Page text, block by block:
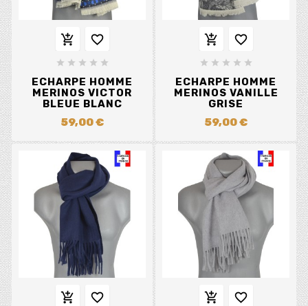
 
    
ECHARPE HOMME
MERINOS VICTOR
BLEUE BLANC
59,00 €
 
    
ECHARPE HOMME
MERINOS VANILLE
GRISE
59,00 €
   